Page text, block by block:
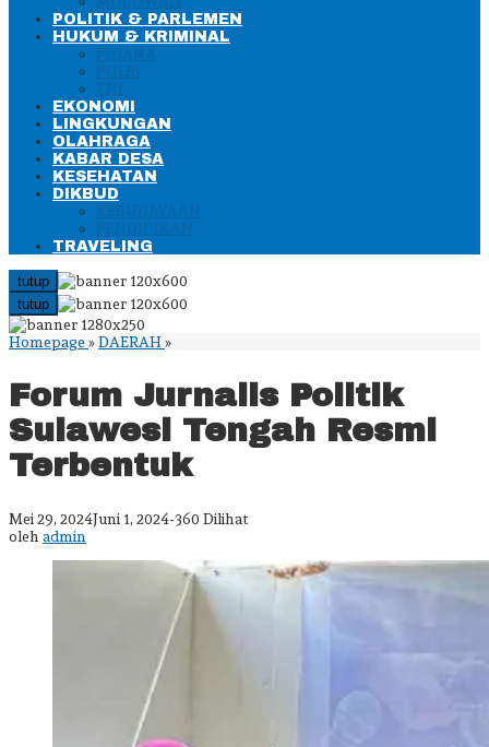
POLITIK & PARLEMEN
HUKUM & KRIMINAL
PIDANA
POLRI
TNI
EKONOMI
LINGKUNGAN
OLAHRAGA
KABAR DESA
KESEHATAN
DIKBUD
KEBUDAYAAN
PENDIDIKAN
TRAVELING
tutup
tutup
Homepage »DAERAH»Forum
Sulawesi
Tengah
Resmi
Terbentuk
Forum Jurnalis Politik
Sulawesi Tengah Resmi
Terbentuk
Mei 29, 2024Juni 1, 2024oleh
-360 Dilihat
oleh admin